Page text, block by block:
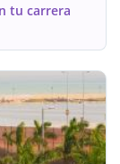
tu carrera